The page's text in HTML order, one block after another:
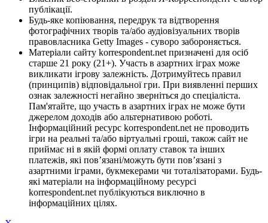
публікації.
Будь-яке копіювання, передрук та відтворення
фотографічних творів та/або аудіовізуальних творів
правовласника Getty Images - суворо забороняється.
Матеріали сайту korrespondent.net призначені для осіб
старше 21 року (21+). Участь в азартних іграх може
викликати ігрову залежність. Дотримуйтесь правил
(принципів) відповідальної гри. При виявленні перших
ознак залежності негайно зверніться до спеціаліста.
Пам'ятайте, що участь в азартних іграх не може бути
джерелом доходів або альтернативою роботі.
Інформаційний ресурс korrespondent.net не проводить
ігри на реальні та/або віртуальні гроші, також сайт не
приймає ні в якій формі оплату ставок та інших
платежів, які пов’язані/можуть бути пов’язані з
азартними іграми, букмекерами чи тоталізаторами. Будь-
які матеріали на інформаційному ресурсі
korrespondent.net публікуються виключно в
інформаційних цілях.